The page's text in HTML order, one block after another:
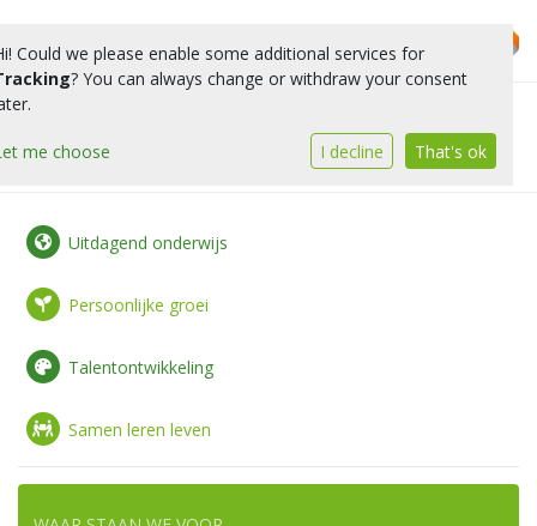
Toggle
Uitdagend onderwijs
Persoonlijke groei
Talentontwikkeling
Samen leren leven
Could we please enable some additional services for
? You can always change or withdraw your consent
me choose I decline That's ok